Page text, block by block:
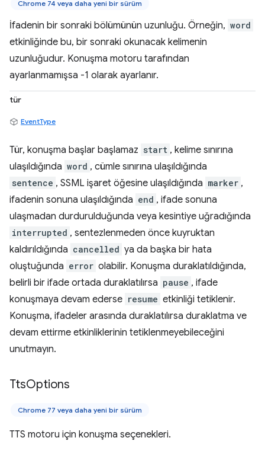
Chrome 74 veya daha yeni bir sürüm
İfadenin bir sonraki bölümünün uzunluğu. Örneğin, word
etkinliğinde bu, bir sonraki okunacak kelimenin
uzunluğudur. Konuşma motoru tarafından
ayarlanmamışsa -1 olarak ayarlanır.
tür
EventType
Tür, konuşma başlar başlamaz start , kelime sınırına
ulaşıldığında word , cümle sınırına ulaşıldığında
sentence , SSML işaret öğesine ulaşıldığında marker ,
ifadenin sonuna ulaşıldığında end , ifade sonuna
ulaşmadan durdurulduğunda veya kesintiye uğradığında
interrupted , sentezlenmeden önce kuyruktan
kaldırıldığında cancelled ya da başka bir hata
oluştuğunda error olabilir. Konuşma duraklatıldığında,
belirli bir ifade ortada duraklatılırsa pause , ifade
konuşmaya devam ederse resume etkinliği tetiklenir.
Konuşma, ifadeler arasında duraklatılırsa duraklatma ve
devam ettirme etkinliklerinin tetiklenmeyebileceğini
unutmayın.
TtsOptions
Chrome 77 veya daha yeni bir sürüm
TTS motoru için konuşma seçenekleri.